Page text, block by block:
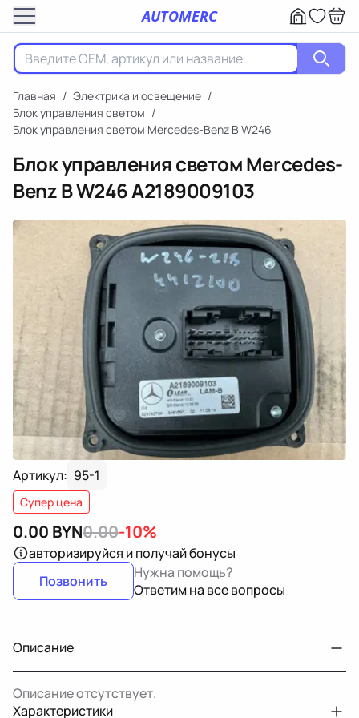
AUTOMERC
Главная / Электрика и освещение /
Блок управления светом /
Блок управления светом Mercedes-Benz B W246
Блок управления светом Mercedes-
Benz B W246A2189009103
Артикул: 95-1
Супер цена
0.00 BYN0.00-10%
авторизируйся и получай бонусы
Позвонить
Нужна помощь?
Ответим на все вопросы
Описание
Описание отсутствует.
Характеристики